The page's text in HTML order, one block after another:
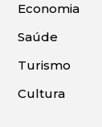
Economia
Saúde
Turismo
Cultura